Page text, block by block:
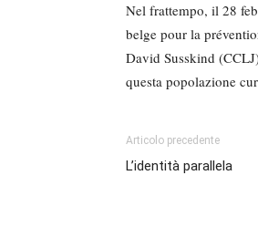
Nel frattempo, il 28
belge pour la
David Susskind
questa popolazione
Articolo precedente
L’identità parallela